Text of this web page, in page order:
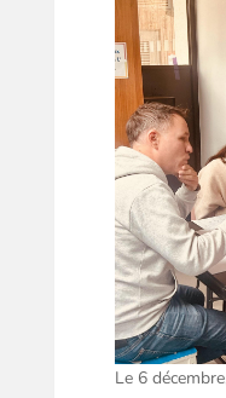
Le 6